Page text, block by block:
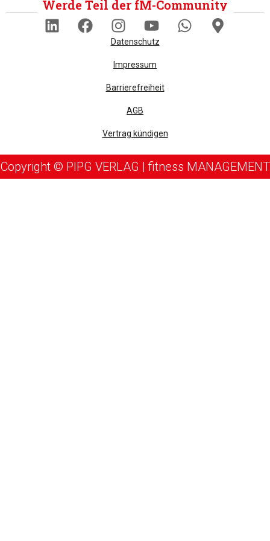
Werde Teil der fM-Community
Datenschutz
Impressum
Barrierefreiheit
AGB
Vertrag kündigen
Copyright © PIPG VERLAG | fitness MANAGEMENT